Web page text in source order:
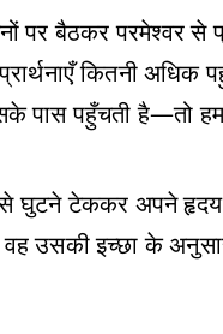
पर बैठकर परमेश्वर से
कितनी अधिक
पास पहुँचती है—तो
से घुटने टेककर अपने
उसकी इच्छा के अनुसार